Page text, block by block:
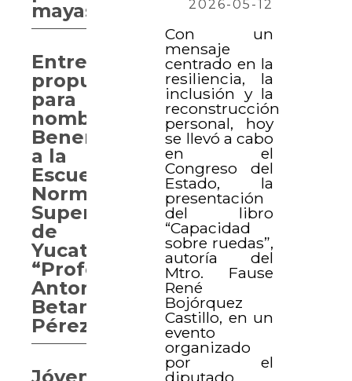
2026-05-12
Con un
mensaje
centrado en la
resiliencia, la
inclusión y la
reconstrucción
personal, hoy
se llevó a cabo
en el
Congreso del
Estado, la
presentación
del libro
“Capacidad
sobre ruedas”,
autoría del
Mtro. Fause
René
Bojórquez
Castillo, en un
evento
organizado
por el
diputado
mayas
Entregan
propuesta
para
nombrar
Benemérita
a la
Escuela
Normal
Superior
de
Yucatán
“Profesor
Antonio
Betancourt
Pérez”